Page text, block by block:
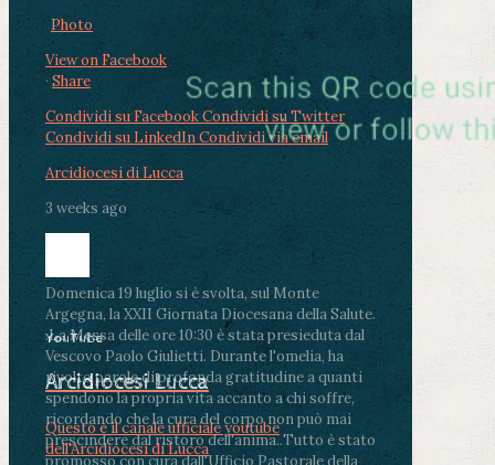
Photo
View on Facebook
· Share
Condividi su FacebookCondividi su Twitter
Condividi su LinkedInCondividi via email
Arcidiocesi di Lucca
3 weeks ago
Domenica 19 luglio si è svolta, sul Monte
Argegna, la XXII Giornata Diocesana della Salute.
.La Messa delle ore 10:30 è stata presieduta dal
Vescovo Paolo Giulietti. Durante l'omelia, ha
rivolto parole di profonda gratitudine a quanti
spendono la propria vita accanto a chi soffre,
ricordando che la cura del corpo non può mai
prescindere dal ristoro dell'anima..Tutto è stato
promosso con cura dall'Ufficio Pastorale della
YouTube
Arcidiocesi Lucca
Questo è il canale ufficiale youtube
dell'Arcidiocesi di Lucca